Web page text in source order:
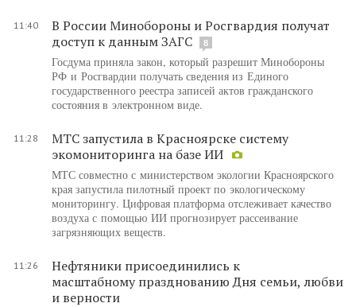
11:40
В России Минобороны и Росгвардия получат
доступ к данным ЗАГС
8
Госдума приняла закон, который разрешит Минобороны
РФ и Росгвардии получать сведения из Единого
государственного реестра записей актов гражданского
состояния в электронном виде.
11:28
МТС запустила в Красноярске систему
экомониторинга на базе ИИ
МТС совместно с министерством экологии Красноярского
края запустила пилотный проект по экологическому
мониторингу. Цифровая платформа отслеживает качество
воздуха с помощью ИИ прогнозирует рассеивание
загрязняющих веществ.
11:26
Нефтяники присоединились к
масштабному празднованию Дня семьи, любви
и верности